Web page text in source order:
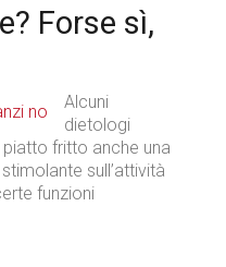
Forse sì,
Alcuni
dietologi
fritto anche una
sull’attività
funzioni